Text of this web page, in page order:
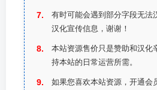
有时可能会遇到部分字段无法
汉化宣传信息，谢谢！
本站资源售价只是赞助和汉化
持本站的日常运营所需。
如果您喜欢本站资源，开通会